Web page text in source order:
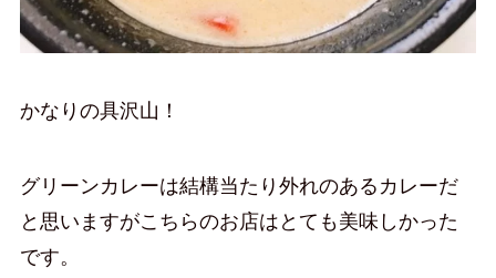
かなりの具沢山！
グリーンカレーは結構当たり外れのあるカレーだ
と思いますがこちらのお店はとても美味しかった
です。